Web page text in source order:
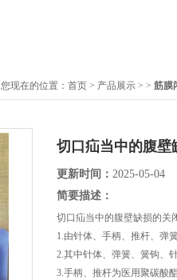
您现在的位置： 首页 > 产品展示 > > 筋膜
切口疝当中的腹壁
更新时间： 2025-05-04
简要描述：
切口疝当中的腹壁缺损的关
1.由针体、手柄、推杆、弹
2.其中针体、弹簧、簧钩、
3.手柄、推杆为医用聚碳酸